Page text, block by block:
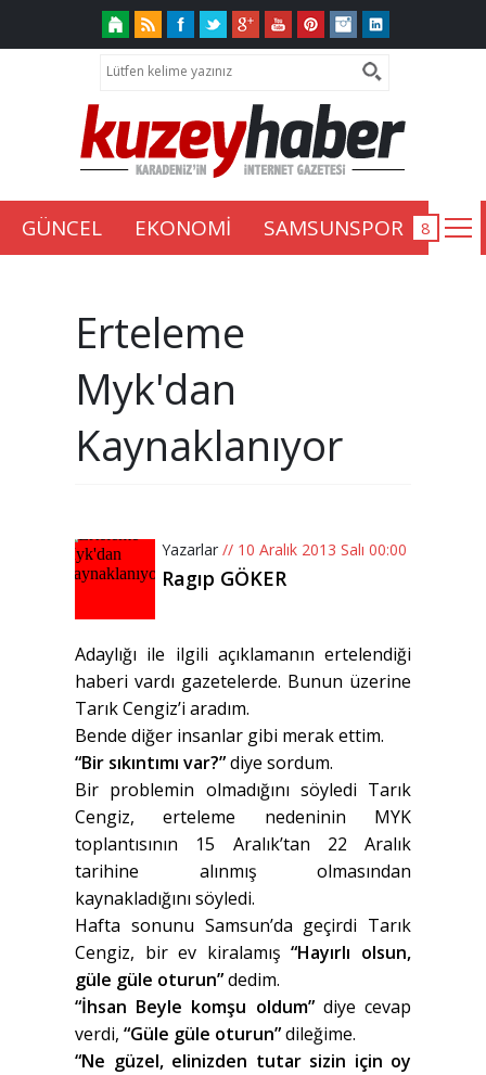
GÜNCEL EKONOMİ SAMSUNSPOR
Erteleme
Myk'dan
Kaynaklanıyor
Yazarlar // 10 Aralık 2013 Salı 00:00
Ragıp GÖKER
Adaylığı ile ilgili açıklamanın ertelendiği
haberi vardı gazetelerde. Bunun üzerine
Tarık Cengiz’i aradım.
Bende diğer insanlar gibi merak ettim.
“Bir sıkıntımı var?”diye sordum.
Bir problemin olmadığını söyledi Tarık
Cengiz, erteleme nedeninin MYK
toplantısının 15 Aralık’tan 22 Aralık
tarihine alınmış olmasından
kaynakladığını söyledi.
Hafta sonunu Samsun’da geçirdi Tarık
Cengiz, bir ev kiralamış“Hayırlı olsun,
güle güle oturun”dedim.
“İhsan Beyle komşu oldum”diye cevap
verdi, “Güle güle oturun”dileğime.
“Ne güzel, elinizden tutar sizin için oy